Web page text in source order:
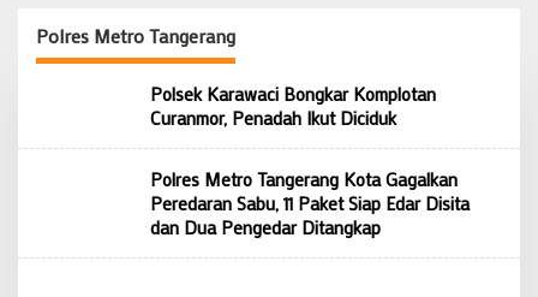
Polres Metro Tangerang
Polsek Karawaci Bongkar Komplotan
Curanmor, Penadah Ikut Diciduk
Polres Metro Tangerang Kota Gagalkan
Peredaran Sabu, 11 Paket Siap Edar Disita
dan Dua Pengedar Ditangkap